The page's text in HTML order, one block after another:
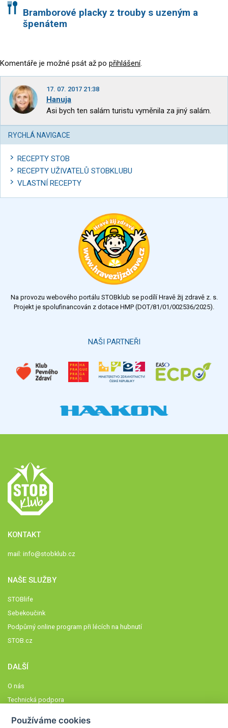
Bramborové placky z trouby s uzeným a
špenátem
Komentáře je možné psát až po přihlášení.
17. 07. 2017 21:38
Hanuja
Asi bych ten salám turistu vyměnila za jiný salám.
RYCHLÁ NAVIGACE
RECEPTY STOB
RECEPTY UŽIVATELŮ STOBKLUBU
VLASTNÍ RECEPTY
Na provozu webového portálu STOBklub se podílí Hravě žij zdravě z. s.
Projekt je spolufinancován z dotace HMP (DOT/81/01/002536/2025).
NAŠI PARTNEŘI
KONTAKT
mail: info@stobklub.cz
NAŠE SLUŽBY
STOBlife
Sebekoučink
Podpůrný online program při lécích na hubnutí
STOB.cz
DALŠÍ
O nás
Technická podpora
Používáme cookies